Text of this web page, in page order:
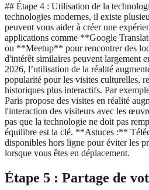
## Étape 4 : Utilisation de la
technologies modernes, il existe
peuvent vous aider à créer une
applications comme **Google
ou **Meetup** pour rencontrer des
d'intérêt similaires peuvent largement
2026, l’utilisation de la réalité
popularité pour les visites culturelles,
historiques plus interactifs. Par
Paris propose des visites en réalité
l'interaction des visiteurs avec les
pas que la technologie ne doit pas
équilibre est la clé. **Astuces :**
disponibles hors ligne pour éviter les
lorsque vous êtes en déplacement.
Étape 5 : Partage de